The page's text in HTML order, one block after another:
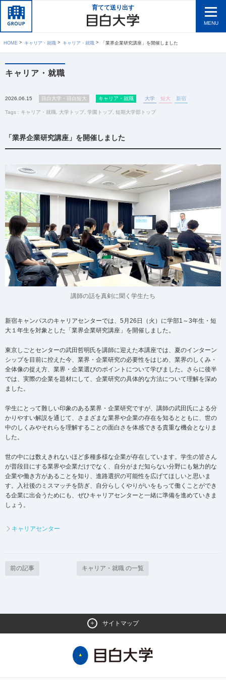
育てて送り出す
MENU
HOME キャリア・就職 キャリア・就職 「業界企業研究講座」を開催しました
キャリア・就職
2026.06.15 目白大学・目白短大 キャリア・就職 大学 短大 新宿
Tags : キャリア・就職 大学トップ 学園トップ 短期大学部トップ
「業界企業研究講座」を開催しました
講師の話を真剣に聞く学生たち
新宿キャンパスのキャリアセンターでは、5月26日（火）に学部1～3年生・短
大１年生を対象とした「業界企業研究講座」を開催しました。
東京しごとセンターの武田哲明氏を講師に迎えた本講座では、夏のインターン
シップを目前に控えた今、業界・企業研究の必要性をはじめ、業界のしくみ・
全体像の捉え方、業界・企業選びのポイントについて学びました。さらに後半
では、実際の企業を題材にして、企業研究の具体的な方法について理解を深め
ました。
学生にとって難しい印象のある業界・企業研究ですが、講師の武田氏による分
かりやすい解説を通じて、さまざまな業界や企業の存在を知るとともに、世の
中のしくみやそれらを理解することの面白さを体感できる貴重な機会となりま
した。
世の中には数えきれないほど多種多様な企業が存在しています。学生の皆さん
が普段目にする業界や企業だけでなく、自分がまだ知らない分野にも魅力的な
企業や働き方があることを知り、進路選択の可能性を広げてほしいと思いま
す。入社後のミスマッチを防ぎ、自分らしくやりがいをもって働くことができ
る企業に出会うためにも、ぜひキャリアセンターと一緒に準備を進めていきま
しょう。
キャリアセンター
前の記事 キャリア・就職 の一覧
サイトマップ